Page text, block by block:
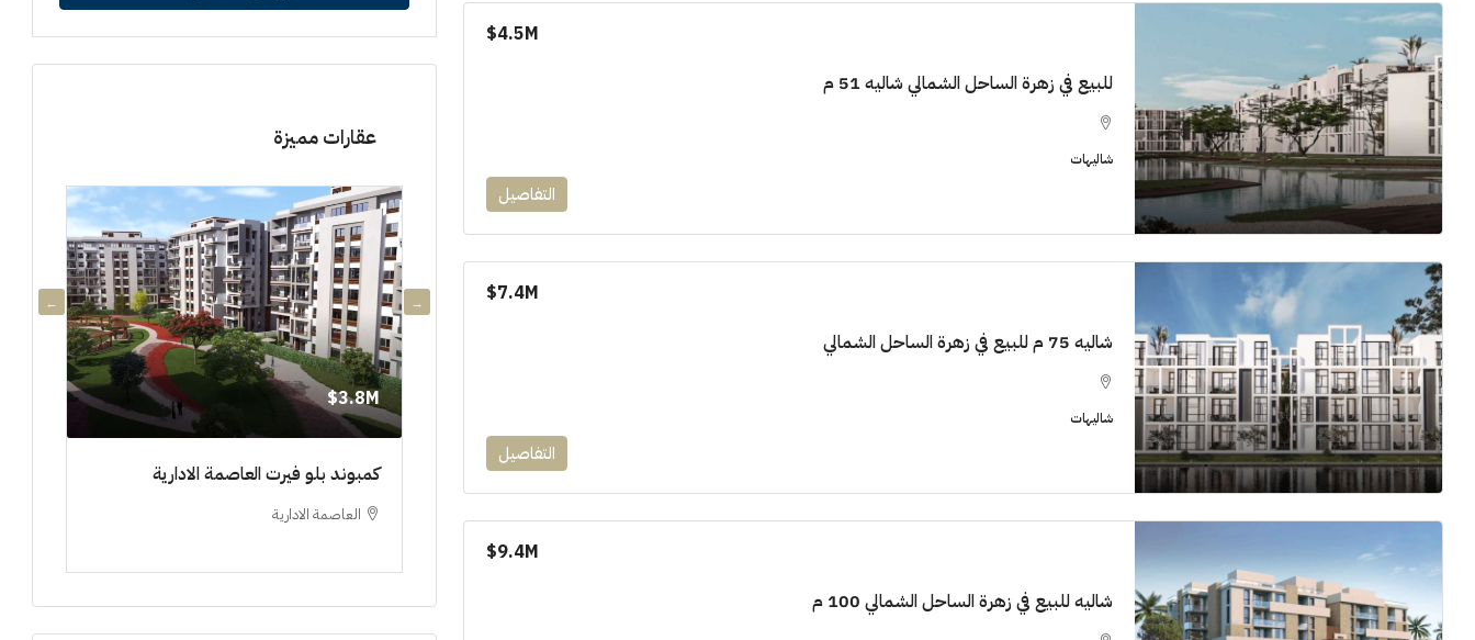
للبيع في زهرة الساحل الشمالي شاليه 51 م
4.5M$
شاليهات
التفاصيل
شاليه 75 م للبيع في زهرة الساحل الشمالي
7.4M$
شاليهات
التفاصيل
شاليه للبيع في زهرة الساحل الشمالي 100 م
9.4M$
عقارات مميزة
سنوات [ابراج ساويرس]
وقسط حتي ١٠ سنوات ( عاين وحدتك)
3.8M$
كمبوند بلو فيرت العاصمة الادارية
العاصمة الادارية